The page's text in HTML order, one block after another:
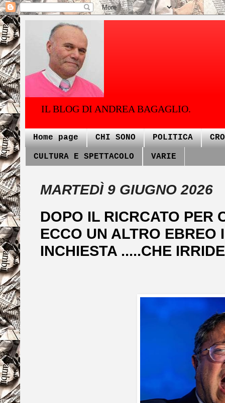
IL BLOG DI ANDREA BAGAGLIO.
Home page CHI SONO POLITICA
CULTURA E SPETTACOLO VARIE
MARTEDÌ 9 GIUGNO 2026
DOPO IL RICRCATO PER
ECCO UN ALTRO EBREO
INCHIESTA .....CHE